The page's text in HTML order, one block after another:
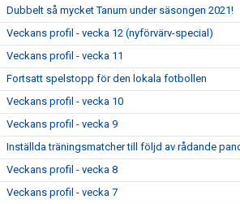
Dubbelt så mycket Tanum under säsongen 2021!
Veckans profil - vecka 12 (nyförvärv-special)
Veckans profil - vecka 11
Fortsatt spelstopp för den lokala fotbollen
Veckans profil - vecka 10
Veckans profil - vecka 9
Inställda träningsmatcher till följd av rådande
Veckans profil - vecka 8
Veckans profil - vecka 7